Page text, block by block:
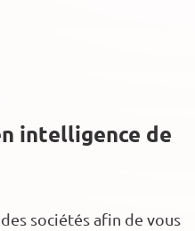
intelligence de
sociétés afin de vous